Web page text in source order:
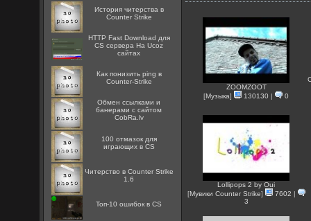
История читерства в
Counter Strike
HTTP Fast Download для
CS сервера На Ucoz
сайтах
Как понизить ping в
Counter-Strike
Oбмен ссылками и
банерами с сайтом
CobRa.lv
100 отмазок для
играющих в CS
Читерство в Counter Strike
1.6
Топ-10 ошибок в CS
ZOOMZOOT
[Музыка] 130130 | 0
Lollipops 2 by Oui
[Мувики Counter Strike] 7602 |
3